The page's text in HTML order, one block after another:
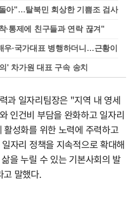
아"…탈북민 회상한 기쁨조 검사
·통제에 친구들과 연락 끊겨"
우·국가대표 병행하더니…근황이
' 차가원 대표 구속 송치
과 일자리팀장은 "지역 내 영세
인건비 부담을 완화하고 일자리
성화를 위한 노력에 주력하고
자리 정책을 지속적으로 확대해
을 누릴 수 있는 기본사회의 발
말했다.